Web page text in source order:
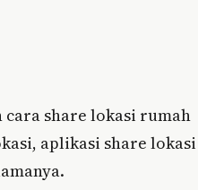
cara share lokasi rumah
aplikasi share lokasi